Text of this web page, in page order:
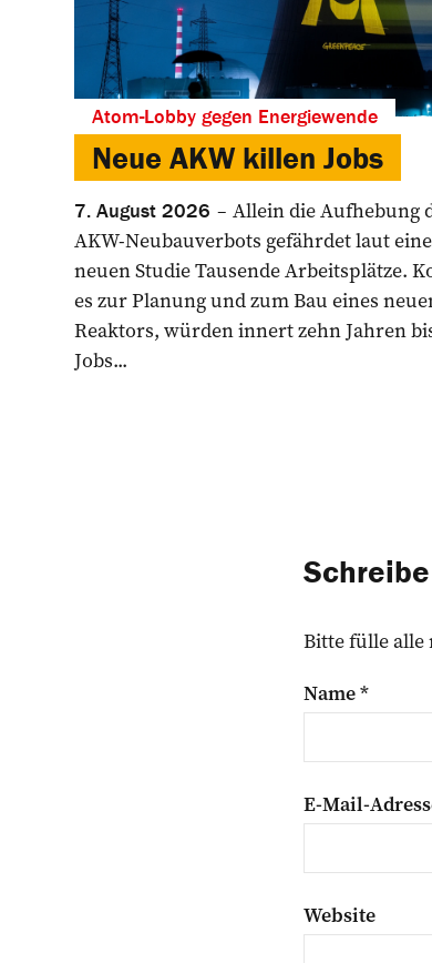
Atom-Lobby gegen Energiewende
Neue AKW killen Jobs
7. August 2026
Allein die Aufhebung
AKW-Neubauverbots gefährdet laut
neuen Studie Tausende Arbeitsplätze.
es zur Planung und zum Bau eines
Reaktors, würden innert zehn Jahren
Jobs...
Bitte fülle alle
Name*
E-Mail-
Website